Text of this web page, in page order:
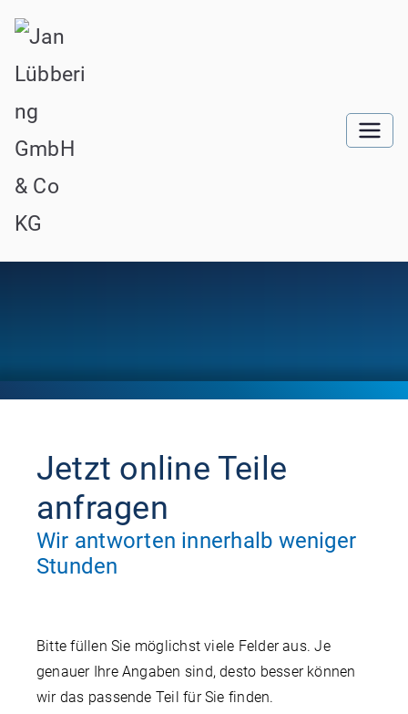
Jetzt online Teile
anfragen
Wir antworten innerhalb weniger
Stunden
Bitte füllen Sie möglichst viele Felder aus. Je
genauer Ihre Angaben sind, desto besser können
wir das passende Teil für Sie finden.